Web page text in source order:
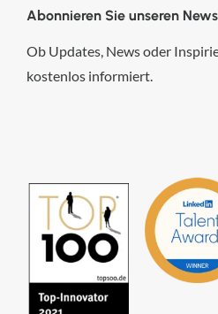
Abonnieren Sie unseren
Ob Updates, News oder
kostenlos informiert.